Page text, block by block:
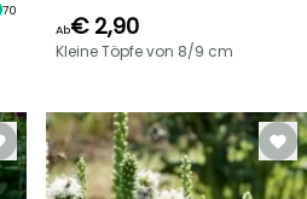
70
Ab€ 2,90
Kleine Töpfe von 8/9 cm